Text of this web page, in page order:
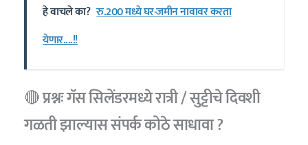
हे वाचले का? रु.200 मध्ये घर-जमीन नावावर करता
येणार....!!
🔴प्रश्नः गॅस सिलेंडरमध्ये रात्री / सुट्टीचे दिवशी
गळती झाल्यास संपर्क कोठे साधावा ?